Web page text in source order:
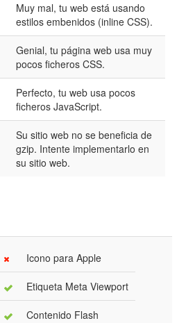
Muy mal, tu web está usando
estilos embenidos (inline CSS).
Genial, tu página web usa muy
pocos ficheros CSS.
Perfecto, tu web usa pocos
ficheros JavaScript.
Su sitio web no se beneficia de
gzip. Intente implementarlo en
su sitio web.
Icono para Apple
Etiqueta Meta Viewport
Contenido Flash